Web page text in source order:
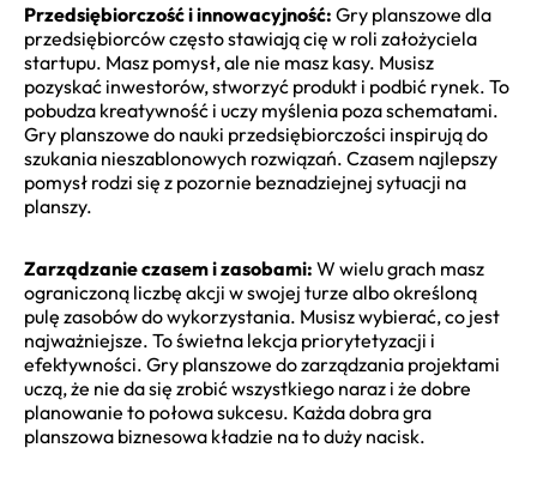
Przedsiębiorczość i innowacyjność: Gry planszowe dla
przedsiębiorców często stawiają cię w roli założyciela
startupu. Masz pomysł, ale nie masz kasy. Musisz
pozyskać inwestorów, stworzyć produkt i podbić rynek. To
pobudza kreatywność i uczy myślenia poza schematami.
Gry planszowe do nauki przedsiębiorczości inspirują do
szukania nieszablonowych rozwiązań. Czasem najlepszy
pomysł rodzi się z pozornie beznadziejnej sytuacji na
planszy.
Zarządzanie czasem i zasobami: W wielu grach masz
ograniczoną liczbę akcji w swojej turze albo określoną
pulę zasobów do wykorzystania. Musisz wybierać, co jest
najważniejsze. To świetna lekcja priorytetyzacji i
efektywności. Gry planszowe do zarządzania projektami
uczą, że nie da się zrobić wszystkiego naraz i że dobre
planowanie to połowa sukcesu. Każda dobra gra
planszowa biznesowa kładzie na to duży nacisk.